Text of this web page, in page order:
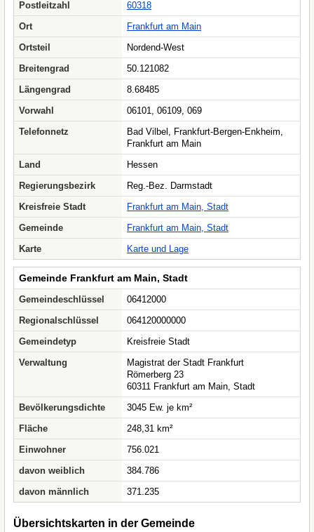
Postleitzahl
60318
Ort
Frankfurt am Main
Ortsteil
Nordend-West
Breitengrad
50.121082
Längengrad
8.68485
Vorwahl
06101, 06109, 069
Telefonnetz
Bad Vilbel, Frankfurt-Bergen-Enkheim,
Frankfurt am Main
Land
Hessen
Regierungsbezirk
Reg.-Bez. Darmstadt
Kreisfreie Stadt
Frankfurt am Main, Stadt
Gemeinde
Frankfurt am Main, Stadt
Karte
Karte und Lage
Gemeinde Frankfurt am Main, Stadt
Gemeindeschlüssel
06412000
Regionalschlüssel
064120000000
Gemeindetyp
Kreisfreie Stadt
Verwaltung
Magistrat der Stadt Frankfurt
Römerberg 23
60311 Frankfurt am Main, Stadt
Bevölkerungsdichte
3045 Ew. je km²
Fläche
248,31 km²
Einwohner
756.021
davon weiblich
384.786
davon männlich
371.235
Übersichtskarten in der Gemeinde